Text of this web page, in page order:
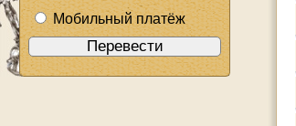
Мобильный платёж